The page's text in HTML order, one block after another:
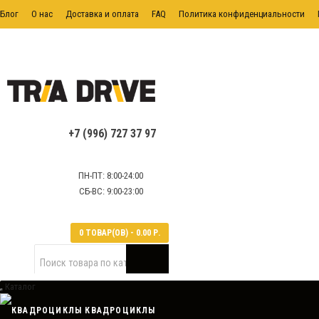
Блог О нас Доставка и оплата FAQ Политика конфиденциальности
+7 (996) 727 37 97
ПН-ПТ: 8:00-24:00
СБ-ВС: 9:00-23:00
0 ТОВАР(ОВ) - 0.00 Р.
Каталог
КВАДРОЦИКЛЫ